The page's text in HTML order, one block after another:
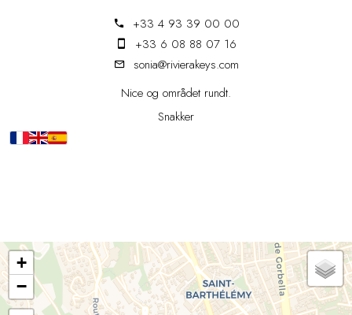
+33 4 93 39 00 00
+33 6 08 88 07 16
sonia@rivierakeys.com
Nice og området rundt.
Snakker
+
−